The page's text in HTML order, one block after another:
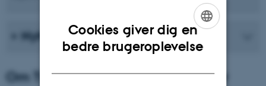
Nyheder fra instituttet
Om Tysk Sprog, Litteratur og Kultur
ENGLISH
Cookies giver dig en
bedre brugeroplevelse